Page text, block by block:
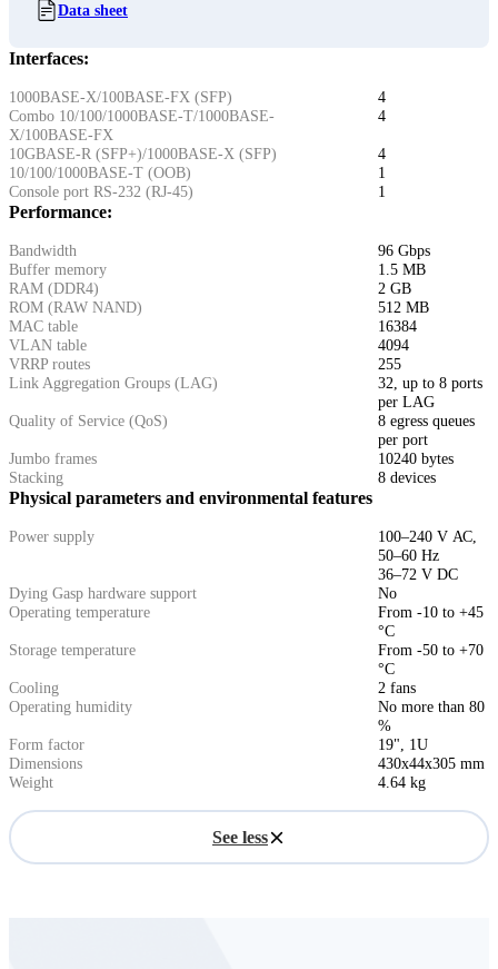
Data sheet
Interfaces:
1000BASE-X/100BASE-FX (SFP)
4
Combo 10/100/1000BASE-T/1000BASE-
X/100BASE-FX
4
10GBASE-R (SFP+)/1000BASE-X (SFP)
4
10/100/1000BASE-T (OOB)
1
Console port RS-232 (RJ-45)
1
Performance:
Bandwidth
96 Gbps
Buffer memory
1.5 MB
RAM (DDR4)
2 GB
ROM (RAW NAND)
512 MB
MAC table
16384
VLAN table
4094
VRRP routes
255
Link Aggregation Groups (LAG)
32, up to 8 ports
per LAG
Quality of Service (QoS)
8 egress queues
per port
Jumbo frames
10240 bytes
Stacking
8 devices
Physical parameters and environmental features
Power supply
100–240 V АС,
50–60 Hz
36–72 V DC
Dying Gasp hardware support
No
Operating temperature
From -10 to +45
°C
Storage temperature
From -50 to +70
°C
Cooling
2 fans
Operating humidity
No more than 80
%
Form factor
19", 1U
Dimensions
430x44x305 mm
Weight
4.64 kg
See less